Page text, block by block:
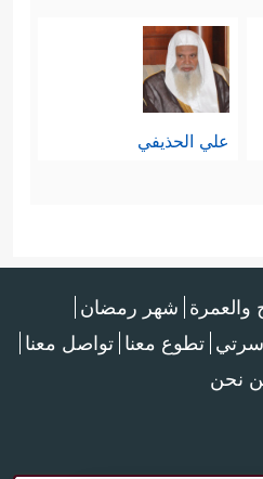
علي الحذيفي
والعمرة شهر رمضان
تطوع معنا تواصل معنا
نحن